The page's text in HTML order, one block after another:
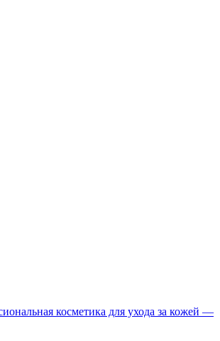
косметика для ухода за кожей —